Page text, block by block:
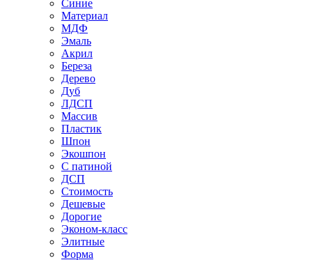
Синие
Материал
МДФ
Эмаль
Акрил
Береза
Дерево
Дуб
ЛДСП
Массив
Пластик
Шпон
Экошпон
С патиной
ДСП
Стоимость
Дешевые
Дорогие
Эконом-класс
Элитные
Форма